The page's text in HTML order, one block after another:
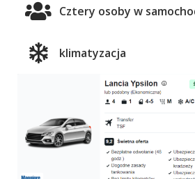
Cztery osoby w
klimatyzacja